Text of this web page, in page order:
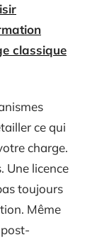
classique
ce qui
charge.
Une licence
toujours
Même